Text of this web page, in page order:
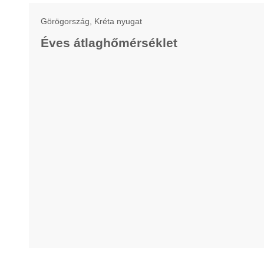
Görögország, Kréta nyugat
Éves átlaghőmérséklet